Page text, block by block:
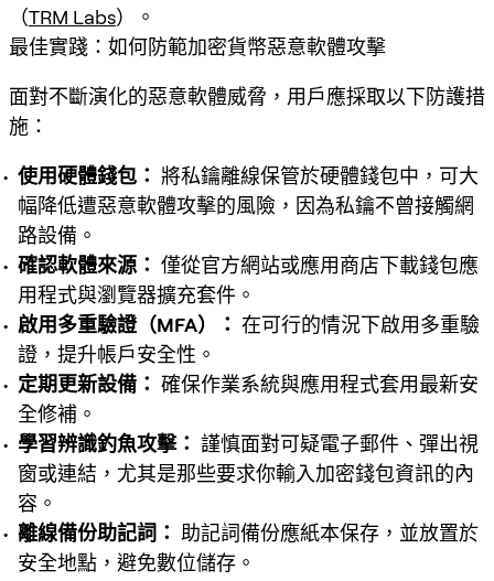
（TRM Labs）。
最佳實踐：如何防範加密貨幣惡意軟體攻擊
面對不斷演化的惡意軟體威脅，用戶應採取以下防護措
施：
使用硬體錢包： 將私鑰離線保管於硬體錢包中，可大
幅降低遭惡意軟體攻擊的風險，因為私鑰不曾接觸網
路設備。
確認軟體來源： 僅從官方網站或應用商店下載錢包應
用程式與瀏覽器擴充套件。
啟用多重驗證（MFA）： 在可行的情況下啟用多重驗
證，提升帳戶安全性。
定期更新設備： 確保作業系統與應用程式套用最新安
全修補。
學習辨識釣魚攻擊： 謹慎面對可疑電子郵件、彈出視
窗或連結，尤其是那些要求你輸入加密錢包資訊的內
容。
離線備份助記詞： 助記詞備份應紙本保存，並放置於
安全地點，避免數位儲存。